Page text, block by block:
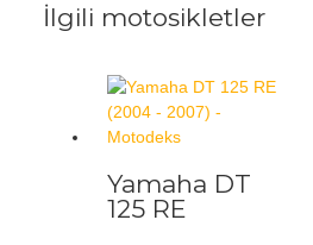
İlgili motosikletler
Yamaha DT
125 RE